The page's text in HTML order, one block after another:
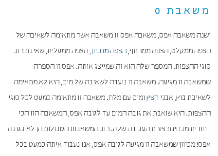
משאבת 0
ישנה משאבה אפס, משאבה אפס זו משאבה אשר מתאימה לשאיבה של
הצפה ממקלט, הצפה ממרתף,הצפה מחניון, הצפה ממעלית, שאיבת רוב
סוגי ההצפות. המספר שלה הוא זה שמייצג אותה. אפס זו הספרה
שמשאבה זו מגיעה. משאבה זו נועדה לשאיבה של מים, היא לא מתאימה
לשאיבת בוץ, אבני חצץ ומים עם מלח. משאבה זו מתאימה כמעט לכל סוגי
ההצפות. היא שואבת את גובה המים עד לגובה אפס, המשאבה הזו הכי
ייחודית מבחינת צורת העבודה שלה. רוב המשאבות הטבולות הן לא בגובה
אפס! מכיוון שמשאבה זו מגיעה לגובה אפס, אנו נעבוד איתה כמעט בכל